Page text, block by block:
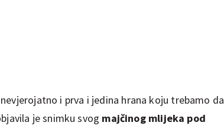
i prva i jedina hrana koju trebamo da
je snimku svog majčinog mlijeka pod